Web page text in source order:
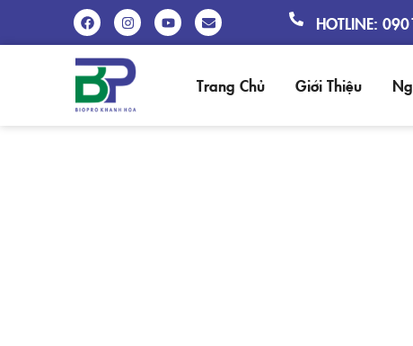
HOTLINE:
Trang Chủ Giới Thiệu